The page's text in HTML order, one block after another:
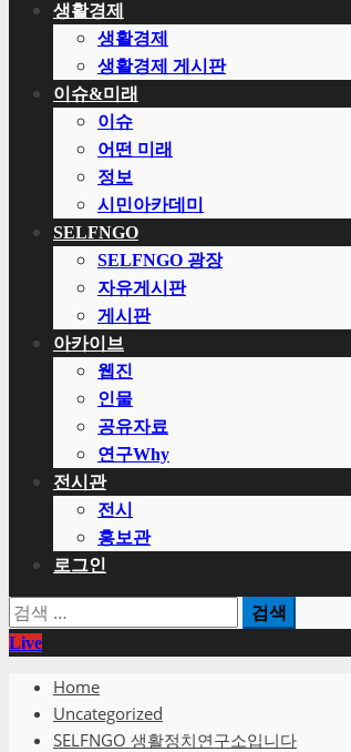
생활경제
생활경제
생활경제 게시판
이슈&미래
이슈
어떤 미래
정보
시민아카데미
SELFNGO
SELFNGO 광장
자유게시판
게시판
아카이브
웹진
인물
공유자료
연구Why
전시관
전시
홍보관
로그인
검
색:
Live
Home
Uncategorized
SELFNGO 생활정치연구소입니다